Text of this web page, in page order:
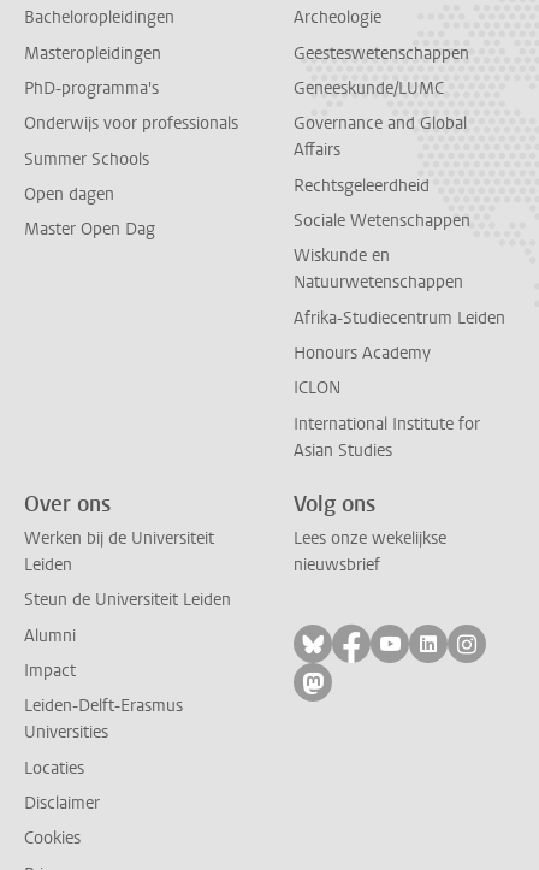
Bacheloropleidingen
Masteropleidingen
PhD-programma's
Onderwijs voor professionals
Summer Schools
Open dagen
Master Open Dag
Archeologie
Geesteswetenschappen
Geneeskunde/LUMC
Governance and Global
Affairs
Rechtsgeleerdheid
Sociale Wetenschappen
Wiskunde en
Natuurwetenschappen
Afrika-Studiecentrum Leiden
Honours Academy
ICLON
International Institute for
Asian Studies
Over ons
Werken bij de Universiteit
Leiden
Steun de Universiteit Leiden
Alumni
Impact
Leiden-Delft-Erasmus
Universities
Locaties
Disclaimer
Cookies
Volg ons
Lees onze wekelijkse
nieuwsbrief
Volg ons op bluesky
Volg ons op
Volg ons op
Volg ons
Volg
Volg ons op mastodon